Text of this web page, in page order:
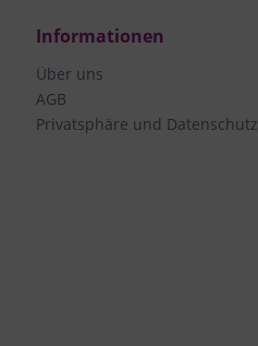
Informationen
Über uns
AGB
Privatsphäre und Datenschutz